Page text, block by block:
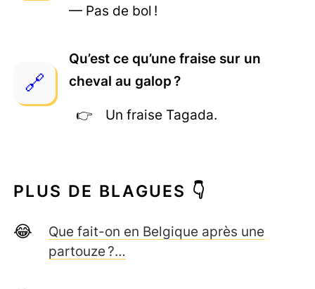
— Pas de bol !
Qu’est ce qu’une fraise sur un
cheval au galop ?
Un fraise Tagada.
PLUS DE BLAGUES 👇
Que fait-on en Belgique après une
partouze ?…